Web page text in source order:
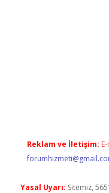
Reklam ve İletişim:
Yasal Uyarı: Sitemiz,